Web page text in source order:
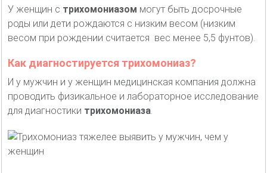
У женщин с трихомониазом могут быть досрочные
роды или дети рождаются с низким весом (низким
весом при рождении считается вес менее 5,5 фунтов).
Как диагностируется трихомониаз?
И у мужчин и у женщин медицинская компания должна
проводить физикальное и лабораторное исследование
для диагностики трихомониаза.